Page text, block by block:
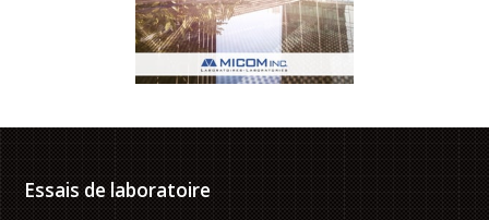
Essais de laboratoire